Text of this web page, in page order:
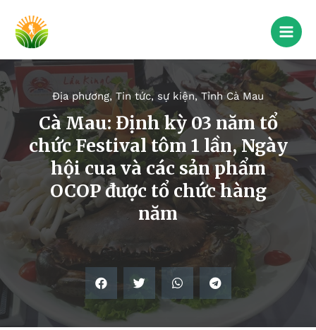
Địa phương, Tin tức, sự kiện,Tỉnh Cà Mau
Cà Mau: Định kỳ 03 năm tổ
chức Festival tôm 1 lần, Ngày
hội cua và các sản phẩm
OCOP được tổ chức hàng
năm